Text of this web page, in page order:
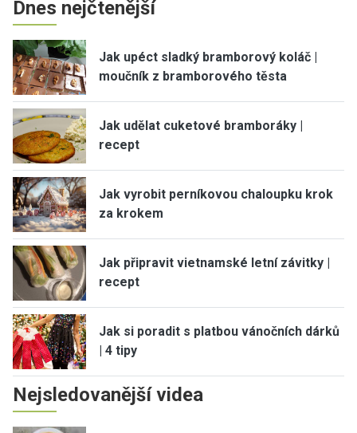
Dnes nejčtenější
Jak upéct sladký bramborový koláč |
moučník z bramborového těsta
Jak udělat cuketové bramboráky |
recept
Jak vyrobit perníkovou chaloupku krok
za krokem
Jak připravit vietnamské letní závitky |
recept
Jak si poradit s platbou vánočních dárků
| 4 tipy
Nejsledovanější videa